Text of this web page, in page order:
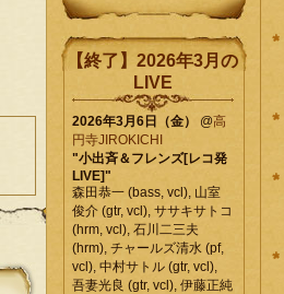
【終了】2026年3月の
LIVE
2026年3月6日（金） @高
円寺JIROKICHI
"小出斉＆フレンズ[レコ発
LIVE]"
森田恭一 (bass, vcl), 山室
俊介 (gtr, vcl), ササキサトコ
(hrm, vcl), 石川二三夫
(hrm), チャールズ清水 (pf,
vcl), 中村サトル (gtr, vcl),
吾妻光良 (gtr, vcl), 伊藤正純